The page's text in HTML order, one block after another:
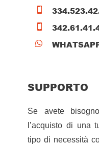



SUPPORTO
Se avete
l’acquisto di una
tipo di necessità